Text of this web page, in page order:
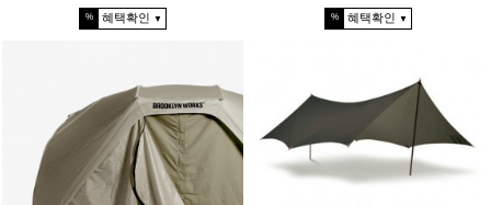
% 혜택확인 ▼ % 혜택확인 ▼